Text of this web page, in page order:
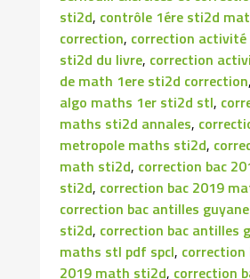
sti2d, contrôle 1ére sti2d
correction, correction
sti2d du livre, correction
de math 1ere sti2d correction,
algo maths 1er sti2d stl,
maths sti2d annales,
metropole maths sti2d,
math sti2d, correction bac
sti2d, correction bac 2019
correction bac antilles
sti2d, correction bac antilles
maths stl pdf spcl, correction
2019 math sti2d, correction